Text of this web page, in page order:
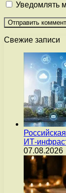
Уведомлять
Свежие записи
ИТ-
07.08.2026